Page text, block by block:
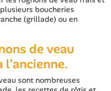
boucheries
(grillade) ou en
de veau
l'ancienne.
sont nombreuses